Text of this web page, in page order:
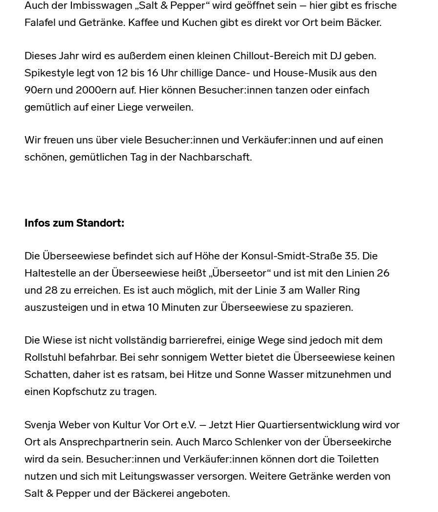
Auch der Imbisswagen „Salt & Pepper“ wird geöffnet sein – hier gibt es frische
Falafel und Getränke. Kaffee und Kuchen gibt es direkt vor Ort beim Bäcker.
Dieses Jahr wird es außerdem einen kleinen Chillout-Bereich mit DJ geben.
Spikestyle legt von 12 bis 16 Uhr chillige Dance- und House-Musik aus den
90ern und 2000ern auf. Hier können Besucher:innen tanzen oder einfach
gemütlich auf einer Liege verweilen.
Wir freuen uns über viele Besucher:innen und Verkäufer:innen und auf einen
schönen, gemütlichen Tag in der Nachbarschaft.
Infos zum Standort:
Die Überseewiese befindet sich auf Höhe der Konsul-Smidt-Straße 35. Die
Haltestelle an der Überseewiese heißt „Überseetor“ und ist mit den Linien 26
und 28 zu erreichen. Es ist auch möglich, mit der Linie 3 am Waller Ring
auszusteigen und in etwa 10 Minuten zur Überseewiese zu spazieren.
Die Wiese ist nicht vollständig barrierefrei, einige Wege sind jedoch mit dem
Rollstuhl befahrbar. Bei sehr sonnigem Wetter bietet die Überseewiese keinen
Schatten, daher ist es ratsam, bei Hitze und Sonne Wasser mitzunehmen und
einen Kopfschutz zu tragen.
Svenja Weber von Kultur Vor Ort e.V. – Jetzt Hier Quartiersentwicklung wird vor
Ort als Ansprechpartnerin sein. Auch Marco Schlenker von der Überseekirche
wird da sein. Besucher:innen und Verkäufer:innen können dort die Toiletten
nutzen und sich mit Leitungswasser versorgen. Weitere Getränke werden von
Salt & Pepper und der Bäckerei angeboten.